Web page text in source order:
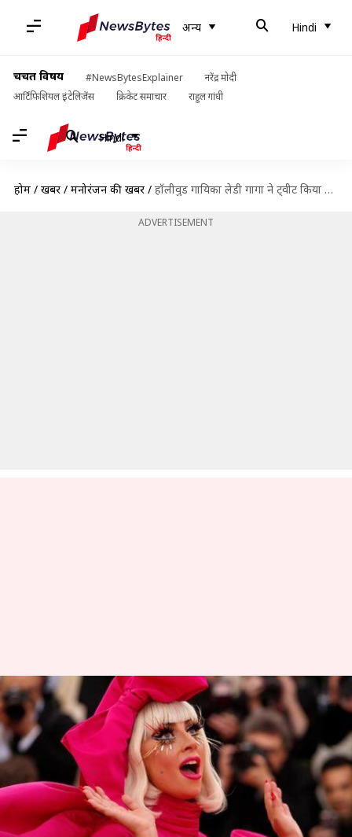
अन्य Hindi
चर्चित विषय #NewsBytesExplainer
नरेंद्र मोदी
आर्टिफिशियल इंटेलिजेंस
क्रिकेट समाचार राहुल गांधी
Hindi
होम / खबरें / मनोरंजन की खबरें / हॉलीवुड गायिका लेडी गागा ने ट्वीट किया संस्कृत का श्लोक, यूज़र्स बोले- जय श्री राम
ADVERTISEMENT
हॉलीवुड गायिका लेडी गागा ने ट्वीट
किया संस्कृत का श्लोक, यूज़र्स बोले-
जय श्री राम
स्वाति पाण्डेय Oct 21, 2019 11:32 am
क्या है खबर?